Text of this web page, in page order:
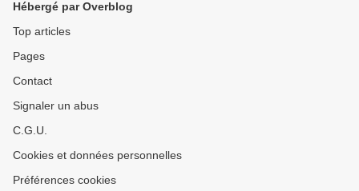
Hébergé par Overblog
Top articles
Pages
Contact
Signaler un abus
C.G.U.
Cookies et données personnelles
Préférences cookies